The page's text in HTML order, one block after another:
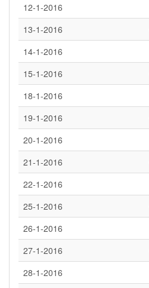
12-1-2016
13-1-2016
14-1-2016
15-1-2016
18-1-2016
19-1-2016
20-1-2016
21-1-2016
22-1-2016
25-1-2016
26-1-2016
27-1-2016
28-1-2016